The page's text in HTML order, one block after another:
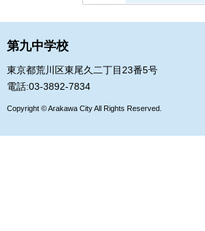
第九中学校
東京都荒川区東尾久二丁目23番5号
電話:03-3892-7834
Copyright © Arakawa City All Rights Reserved.